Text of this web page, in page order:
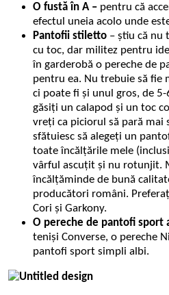
O fustă în A – pentru că
efectul uneia acolo unde
Pantofii stiletto – știu că nu
cu toc, dar militez pentru
în garderobă o pereche de
pentru ea. Nu trebuie să fie
ci poate fi și unul gros, de
găsiți un calapod și un toc
vreți ca piciorul să pară mai
sfătuiesc să alegeți un
toate încălțările mele
vârful ascuțit și nu rotunjit.
încălțăminde de bună
producători români.
Cori și Garkony.
O pereche de pantofi sport
teniși Converse, o pereche
pantofi sport simpli albi.